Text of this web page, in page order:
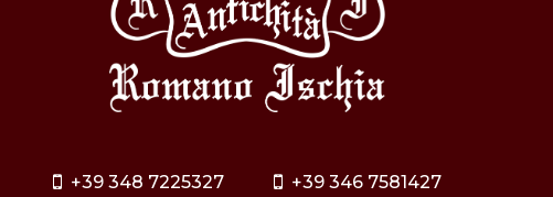
+39 348 7225327
+39 346 7581427